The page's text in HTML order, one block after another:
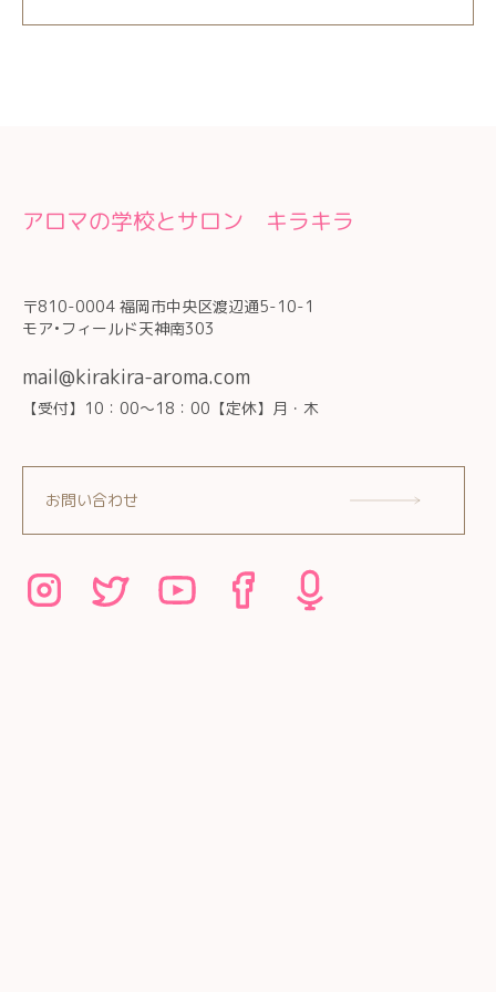
アロマの学校とサロン キラキラ
〒810-0004 福岡市中央区渡辺通5-10-1
モア•フィールド天神南303
mail@kirakira-aroma.com
【受付】10：00～18：00【定休】月・木
お問い合わせ